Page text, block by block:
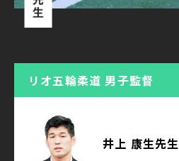
リオ五輪柔道 男子監督
井上 康生先生